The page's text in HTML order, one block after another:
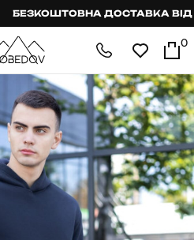
БЕЗКОШТОВНА ДОСТАВКА ВІД
0